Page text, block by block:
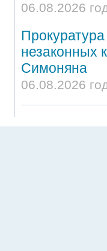
06.08.2026
незаконных
Симоняна
06.08.2026